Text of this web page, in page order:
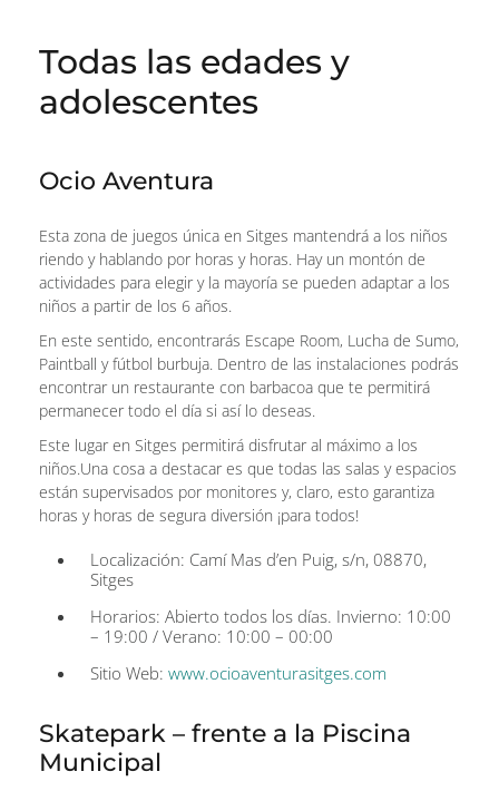
Todas las edades y
adolescentes
Ocio Aventura
Esta zona de juegos única en Sitges mantendrá a los niños
riendo y hablando por horas y horas. Hay un montón de
actividades para elegir y la mayoría se pueden adaptar a los
niños a partir de los 6 años.
En este sentido, encontrarás Escape Room, Lucha de Sumo,
Paintball y fútbol burbuja. Dentro de las instalaciones podrás
encontrar un restaurante con barbacoa que te permitirá
permanecer todo el día si así lo deseas.
Este lugar en Sitges permitirá disfrutar al máximo a los
niños.Una cosa a destacar es que todas las salas y espacios
están supervisados por monitores y, claro, esto garantiza
horas y horas de segura diversión ¡para todos!
Localización: Camí Mas d’en Puig, s/n, 08870,
Sitges
Horarios: Abierto todos los días. Invierno: 10:00
– 19:00 / Verano: 10:00 – 00:00
Sitio Web:www.ocioaventurasitges.com
Skatepark – frente a la Piscina
Municipal